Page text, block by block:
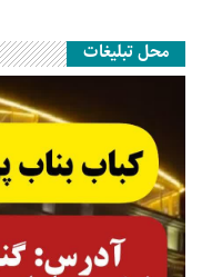
محل تبلیغات